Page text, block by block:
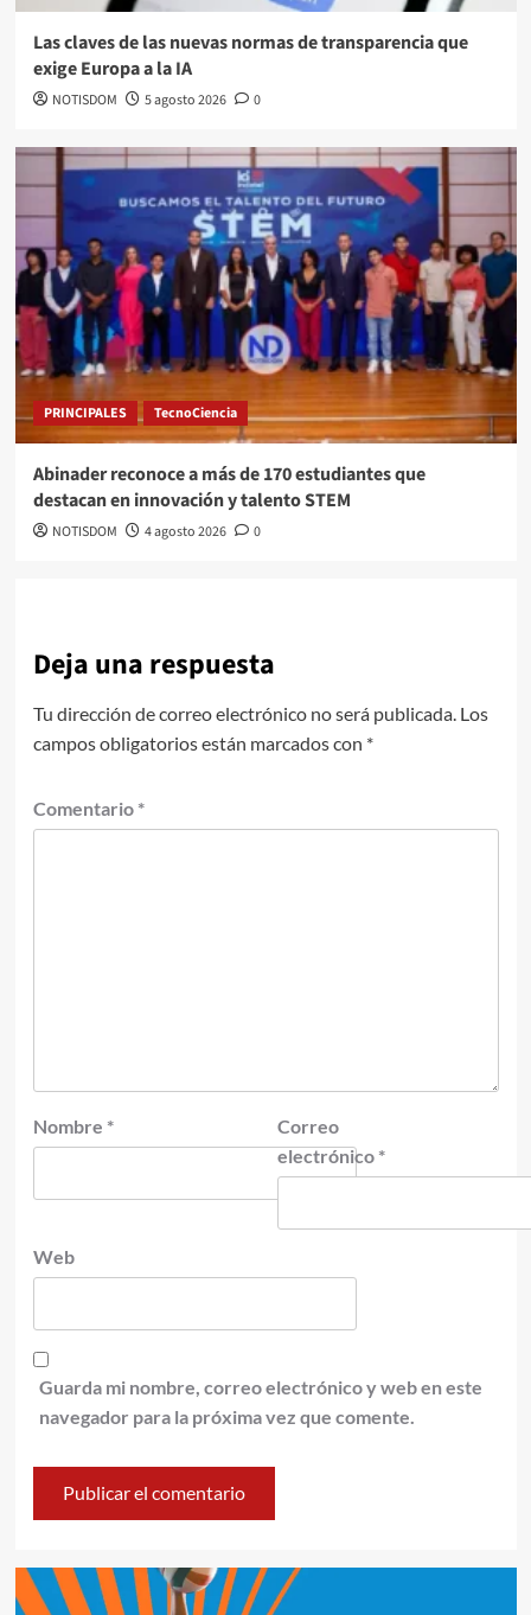
Las claves de las nuevas normas de transparencia que
exige Europa a la IA
NOTISDOM 5 agosto 2026 0
PRINCIPALES TecnoCiencia
Abinader reconoce a más de 170 estudiantes que
destacan en innovación y talento STEM
NOTISDOM 4 agosto 2026 0
Deja una respuesta
Tu dirección de correo electrónico no será publicada. Los
campos obligatorios están marcados con *
Comentario *
Nombre *
Correo
electrónico *
Web
Guarda mi nombre, correo electrónico y web en este
navegador para la próxima vez que comente.